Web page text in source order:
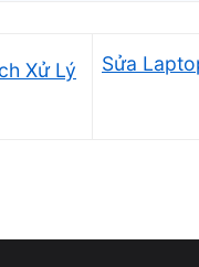
lý
Xử Lý
Sửa